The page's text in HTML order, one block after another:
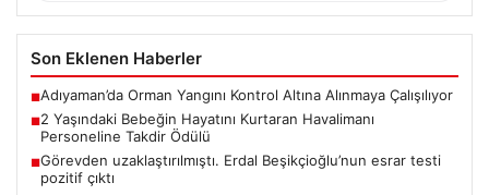
Son Eklenen Haberler
■Adıyaman’da Orman Yangını Kontrol Altına Alınmaya Çalışılıyor
■2 Yaşındaki Bebeğin Hayatını Kurtaran Havalimanı
Personeline Takdir Ödülü
■Görevden uzaklaştırılmıştı. Erdal Beşikçioğlu’nun esrar testi
pozitif çıktı